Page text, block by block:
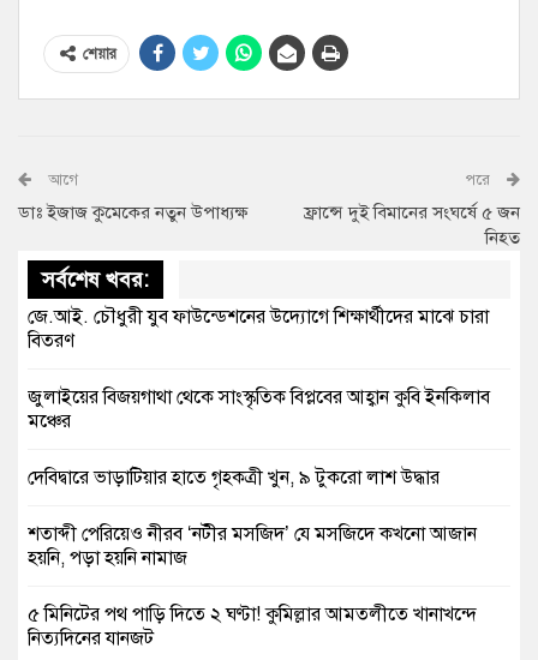
শেয়ার
আগে
ডাঃ ইজাজ কুমেকের নতুন উপাধ্যক্ষ
পরে
ফ্রান্সে দুই বিমানের সংঘর্ষে ৫ জন
নিহত
সর্বশেষ খবর:
জে.আই. চৌধুরী যুব ফাউন্ডেশনের উদ্যোগে শিক্ষার্থীদের মাঝে চারা
বিতরণ
জুলাইয়ের বিজয়গাথা থেকে সাংস্কৃতিক বিপ্লবের আহ্বান কুবি ইনকিলাব
মঞ্চের
দেবিদ্বারে ভাড়াটিয়ার হাতে গৃহকত্রী খুন, ৯ টুকরো লাশ উদ্ধার
শতাব্দী পেরিয়েও নীরব ‘নটীর মসজিদ’ যে মসজিদে কখনো আজান
হয়নি, পড়া হয়নি নামাজ
৫ মিনিটের পথ পাড়ি দিতে ২ ঘণ্টা! কুমিল্লার আমতলীতে খানাখন্দে
নিত্যদিনের যানজট